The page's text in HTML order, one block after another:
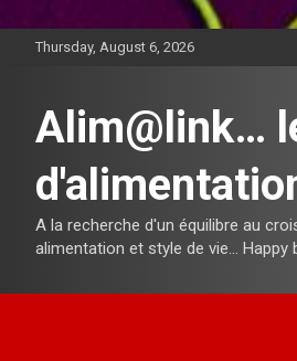
Thursday, August 6, 2026
Alim@link…
A la recherche d'un équilibre au
alimentation et style de vie… Happy